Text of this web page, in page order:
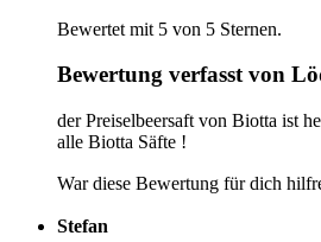
Bewertet mit 5 von 5 Sternen.
Bewertung verfasst von
der Preiselbeersaft von Biotta ist
alle Biotta Säfte !
War diese Bewertung für dich
Stefan